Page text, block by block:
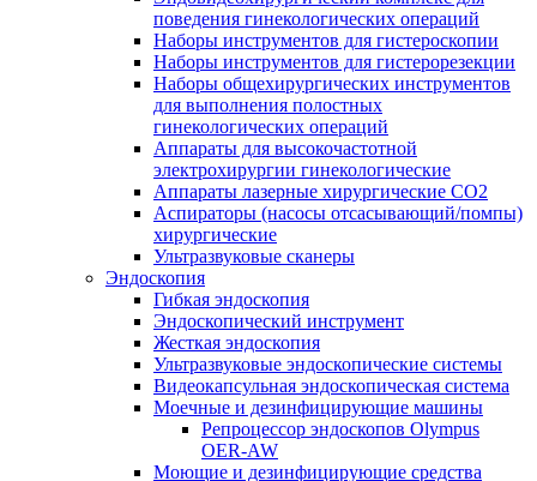
поведения гинекологических операций
Наборы инструментов для гистероскопии
Наборы инструментов для гистерорезекции
Наборы общехирургических инструментов
для выполнения полостных
гинекологических операций
Аппараты для высокочастотной
электрохирургии гинекологические
Аппараты лазерные хирургические СО2
Аспираторы (насосы отсасывающий/помпы)
хирургические
Ультразвуковые сканеры
Эндоскопия
Гибкая эндоскопия
Эндоскопический инструмент
Жесткая эндоскопия
Ультразвуковые эндоскопические системы
Видеокапсульная эндоскопическая система
Моечные и дезинфицирующие машины
Репроцессор эндоскопов Olympus
OER-AW
Моющие и дезинфицирующие средства